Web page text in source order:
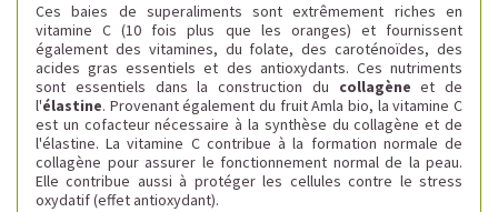
Ces baies de superaliments sont extrêmement riches en
vitamine C (10 fois plus que les oranges) et fournissent
également des vitamines, du folate, des caroténoïdes, des
acides gras essentiels et des antioxydants. Ces nutriments
sont essentiels dans la construction du collagène et de
l'élastine. Provenant également du fruit Amla bio, la vitamine C
est un cofacteur nécessaire à la synthèse du collagène et de
l'élastine.La vitamine C contribue à la formation normale de
collagène pour assurer le fonctionnement normal de la peau.
Elle contribue aussi à protéger les cellules contre le stress
oxydatif (effet antioxydant).